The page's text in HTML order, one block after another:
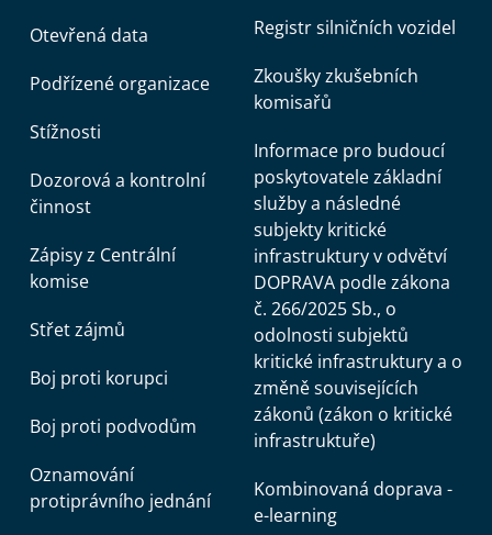
Otevřená data
Podřízené organizace
Stížnosti
Dozorová a kontrolní
činnost
Zápisy z Centrální
komise
Střet zájmů
Boj proti korupci
Boj proti podvodům
Oznamování
protiprávního jednání
Registr silničních vozidel
Zkoušky zkušebních
komisařů
Informace pro budoucí
poskytovatele základní
služby a následné
subjekty kritické
infrastruktury v odvětví
DOPRAVA podle zákona
č. 266/2025 Sb., o
odolnosti subjektů
kritické infrastruktury a o
změně souvisejících
zákonů (zákon o kritické
infrastruktuře)
Kombinovaná doprava -
e-learning